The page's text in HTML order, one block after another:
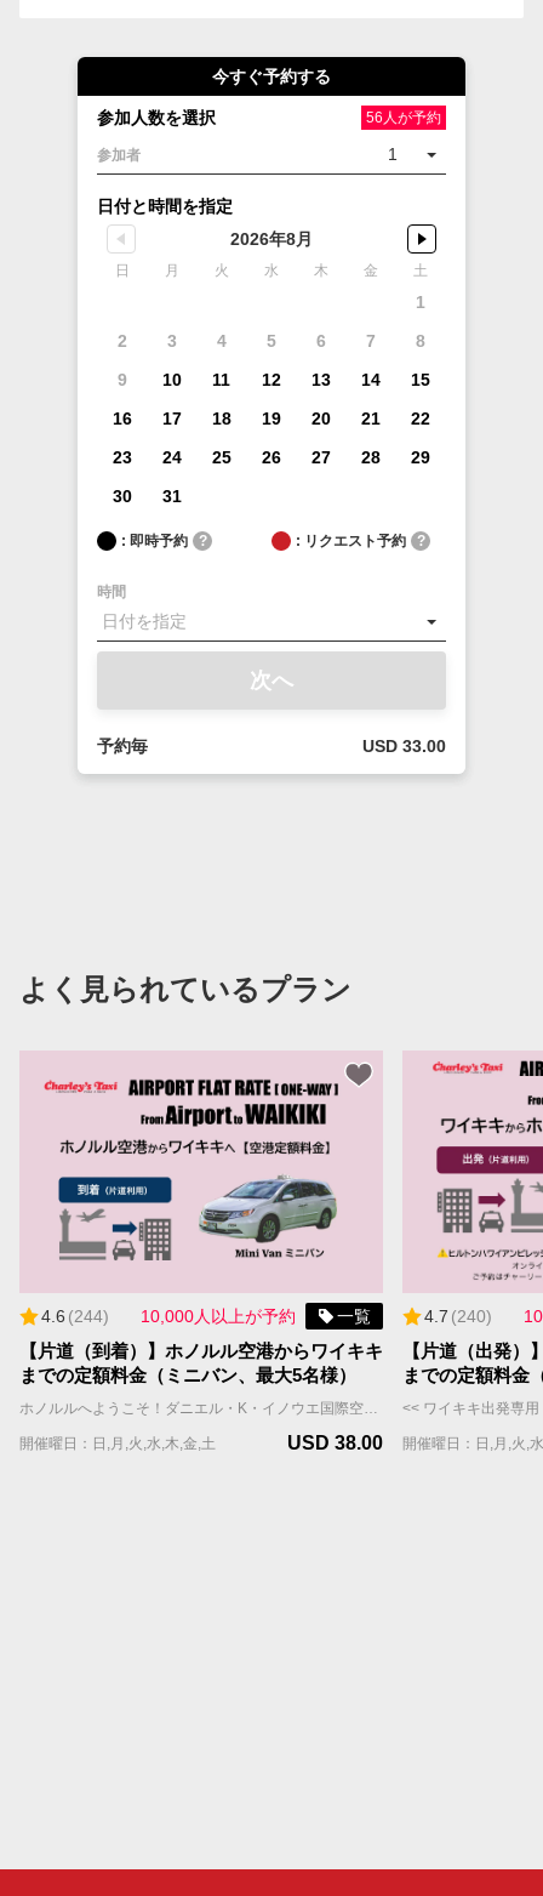
今すぐ予約する
56人が予約
参加人数を選択
参加者 1
日付と時間を指定
2026年8月
日 月 火 水 木 金 土
1
2
3 4 5 6 7
8
9
10 11 12 13 14
15
16
17 18 19 20 21
22
23
24 25 26 27 28
29
30
31
: 即時予約 ? : リクエスト予約 ?
時間
次へ
予約毎 USD 33.00
よく見られているプラン
4.6 (244) 10,000人以上が予約 一覧
【片道（到着）】ホノルル空港からワイキキ
までの定額料金（ミニバン、最大5名様）
ホノルルへようこそ！ダニエル・K・イノウエ国際空港（ホノルル空港・HNL）からワイキキのホテルや宿泊施設まで、チャーリーズタクシーの【空港定額料金】送迎サービスをご利用ください。 当社の広々としたミニバンは最大5名様まで乗車可能（スーツケースと手荷物はおひとり様1個まで）、快適な移動ができます。 また、定額料金は渋滞などの交通状況に関係なく、定額料金が適用されるため、追加チャージの心配もありません。 **** 重要 **** ・【空港定額料金】はWill Call(ウィルコール）方式です。ホノルル空港到着後、国際線FIT出口を出た後、ポータルサイトまたはお電話にてタクシーの配車をご依頼いただきます。チャーリーズタクシーは、お客様の配車依頼を受信後、速やかにタクシーを向かわせますが、混雑時などはお待ちいただく場合もございます。予めご了承の上でお申し込みください。 ・【空港定額料金】をご利用のお客様へのご案内 https://jp.charleystaxi.com/article/airportportal_jp ・少しでも早く空港からご移動されたいお客様は【プライオリティ予約】や【VIPフルサービスパッケージ】のご利用をおすすめします。 ・【定額料金】にチップ(18%)・予約手数料(9%)は含まれておらず、決済画面で加算されます。 ・需要が高いため、航空便と宿泊先が決まり次第、お早めにご予約ください。往復のご予約をお勧めします。 ご予約に関するご質問はお気軽にお問い合わせください。 jsd@charleystaxi.com
開催曜日：日,月,火,水,木,金,土 USD 38.00
4.7 (240)
【片道（出発）
までの定額料金
開催曜日：日,月,火,